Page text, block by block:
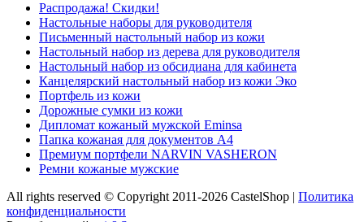
Распродажа! Скидки!
Настольные наборы для руководителя
Письменный настольный набор из кожи
Настольный набор из дерева для руководителя
Настольный набор из обсидиана для кабинета
Канцелярский настольный набор из кожи Эко
Портфель из кожи
Дорожные сумки из кожи
Дипломат кожаный мужской Eminsa
Папка кожаная для документов А4
Премиум портфели NARVIN VASHERON
Ремни кожаные мужские
All rights reserved © Copyright 2011-2026 CastelShop | Политика
конфиденциальности